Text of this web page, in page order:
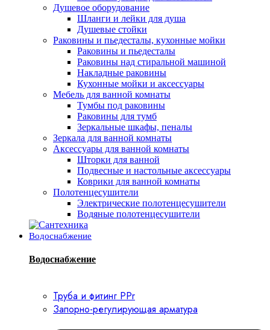
Душевое оборудование
Шланги и лейки для душа
Душевые стойки
Раковины и пьедесталы, кухонные мойки
Раковины и пьедесталы
Раковины над стиральной машиной
Накладные раковины
Кухонные мойки и аксессуары
Мебель для ванной комнаты
Тумбы под раковины
Раковины для тумб
Зеркальные шкафы, пеналы
Зеркала для ванной комнаты
Аксессуары для ванной комнаты
Шторки для ванной
Подвесные и настольные аксессуары
Коврики для ванной комнаты
Полотенцесушители
Электрические полотенцесушители
Водяные полотенцесушители
Водоснабжение
Водоснабжение
Труба и фитинг PPr
Запорно-регулирующая арматура